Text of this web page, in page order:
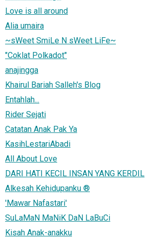
Love is all around
Alia umaira
~sWeet SmiLe N sWeet LiFe~
"Coklat Polkadot"
anajingga
Khairul Bariah Salleh's Blog
Entahlah...
Rider Sejati
Catatan Anak Pak Ya
KasihLestariAbadi
All About Love
DARI HATI KECIL INSAN YANG KERDIL
Alkesah Kehidupanku ®
'Mawar Nafastari'
SuLaMaN MaNiK DaN LaBuCi
Kisah Anak-anakku